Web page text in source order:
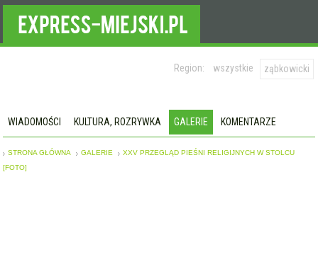
Region: wszystkie ząbkowicki
WIADOMOŚCI KULTURA, ROZRYWKA GALERIE KOMENTARZE
STRONA GŁÓWNA GALERIE
XXV PRZEGLĄD PIEŚNI RELIGIJNYCH W STOLCU
[FOTO]